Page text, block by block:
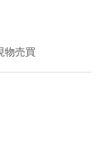
物売買